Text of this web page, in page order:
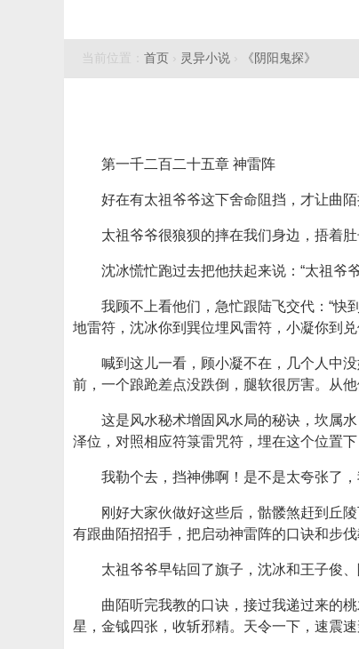
当前位置： 首页 › 灵异小说 › 《阴阳鬼探》
第一千二百二十五章 神雷阵
好在有太祖爷爷这下舍命阻挡，才让曲
太祖爷爷很狼狈的摔在我们身边，捂着
沈冰慌忙跑过去把他扶起来说：“太祖爷
我顾不上看他们，急忙跟陆飞交代：“快
地雷符，沈冰你到巽位埋风雷符，小凝你到
喊到这儿一看，顾小凝不在，几个人中
前，一个踉跄差点没跌倒，腿软很厉害。从
这是风水秘术增固风水局的秘诀，坎属
泽位，对照相应符箓雷咒符，埋在这个位置
我勒个去，挡神佛啊！是不是太夸张了，
刚好大家伙做好这些后，骷髅煞赶到丘
有跟曲陌招招手，把启动神雷阵的口诀和步
太祖爷爷早钻回了旗子，沈冰和王子俊
曲陌听完我教的口诀，接过我递过来的
星，金钺四张，收斩邪精。天令一下，速震